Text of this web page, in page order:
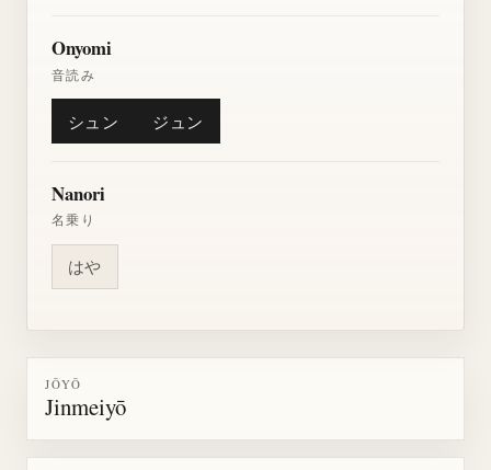
Onyomi
音読み
シュン ジュン
Nanori
名乗り
はや
JŌYŌ
Jinmeiyō